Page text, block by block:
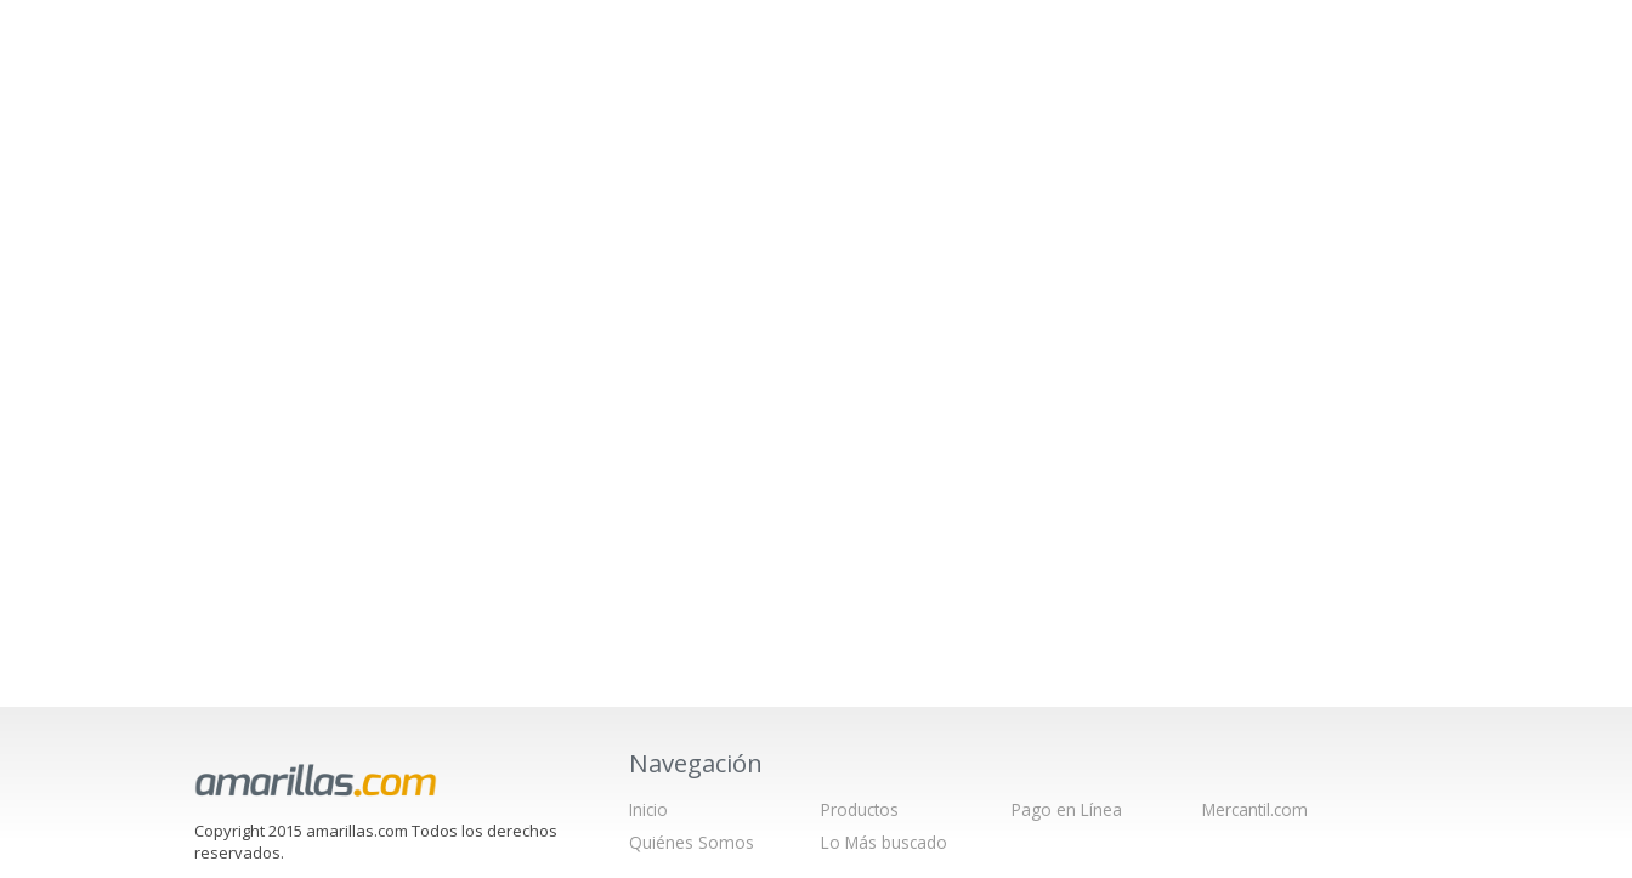
Copyright 2015 amarillas.com Todos los derechos
reservados.
Navegación
Inicio
Quiénes Somos
Productos
Lo Más buscado
Pago en Línea Mercantil.com